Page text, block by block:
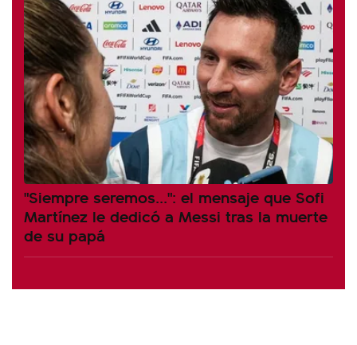
"Siempre seremos...": el mensaje que Sofi
Martínez le dedicó a Messi tras la muerte
de su papá